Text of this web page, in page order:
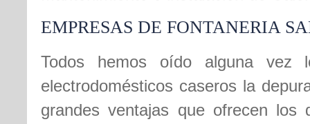
EMPRESAS DE FONTANERIA
Todos hemos oído alguna vez
electrodomésticos caseros la
grandes ventajas que ofrecen los